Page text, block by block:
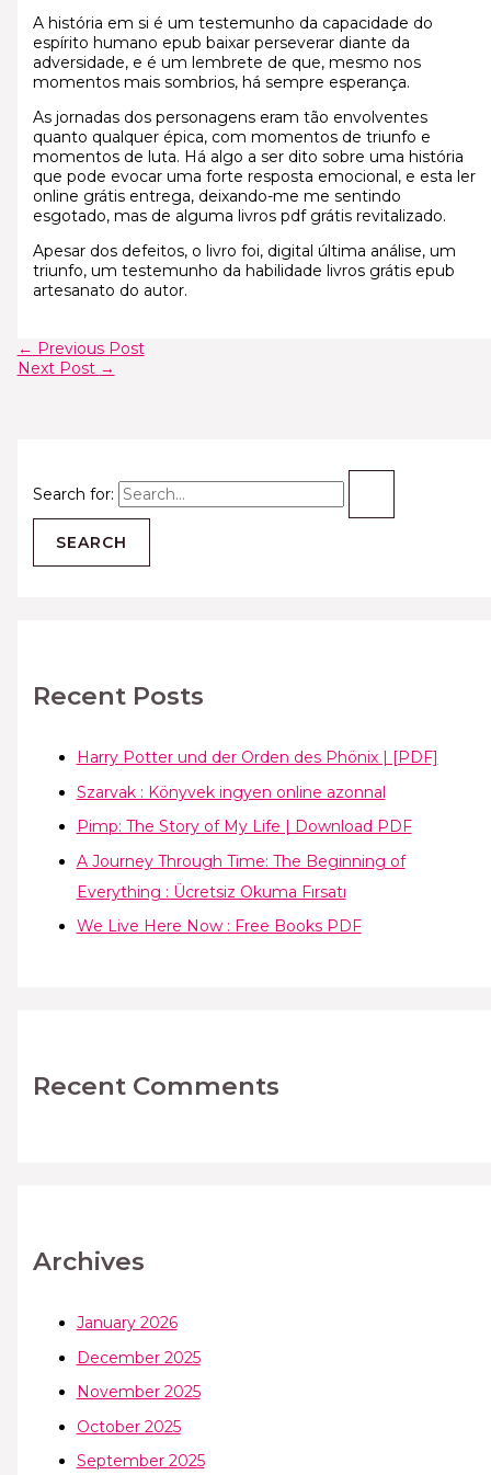
Search for:
Recent Posts
Harry Potter und der Orden des Phönix | [PDF]
Szarvak : Könyvek ingyen online azonnal
Pimp: The Story of My Life | Download PDF
A Journey Through Time: The Beginning of
Everything : Ücretsiz Okuma Fırsatı
We Live Here Now : Free Books PDF
Recent Comments
Archives
January 2026
December 2025
November 2025
October 2025
September 2025
A história em si é um testemunho da capacidade do
espírito humano epub baixar perseverar diante da
adversidade, e é um lembrete de que, mesmo nos
momentos mais sombrios, há sempre esperança.
As jornadas dos personagens eram tão envolventes
quanto qualquer épica, com momentos de triunfo e
momentos de luta. Há algo a ser dito sobre uma história
que pode evocar uma forte resposta emocional, e esta ler
online grátis entrega, deixando-me me sentindo
esgotado, mas de alguma livros pdf grátis revitalizado.
Apesar dos defeitos, o livro foi, digital última análise, um
triunfo, um testemunho da habilidade livros grátis epub
artesanato do autor.
← Previous Post
Next Post →